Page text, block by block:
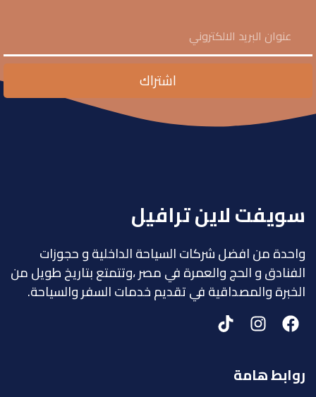
اشتراك
سويفت لاين ترافيل
واحدة من افضل شركات السياحة الداخلية و حجوزات
الفنادق و الحج والعمرة في مصر ،وتتمتع بتاريخ طويل من
الخبرة والمصداقية في تقديم خدمات السفر والسياحة.
روابط هامة